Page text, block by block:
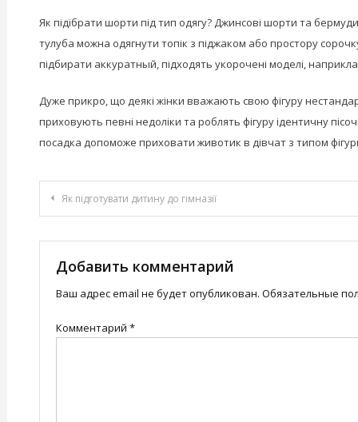
Як підібрати шорти під тип одягу? Джинсові шорти та
тулуба можна одягнути топік з піджаком або простору
підбирати аккуратный, підходять укорочені моделі,
Дуже прикро, що деякі жінки вважають свою фігуру
приховують певні недоліки та роблять фігуру ідентичну
посадка допоможе приховати животик в дівчат з типом
Навигация
по
записям
Як підготувати дитину до гімназії
Добавить комментарий
Ваш адрес email не будет опубликован. Обязательные
Комментарий *